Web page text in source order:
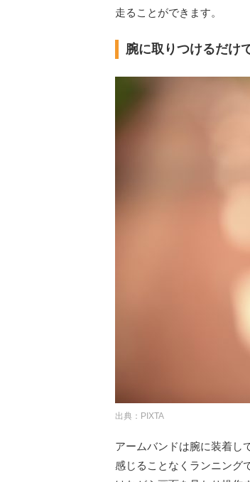
走ることができます。
腕に取りつけるだけ
出典：PIXTA
アームバンドは腕に装着し
感じることなくランニング